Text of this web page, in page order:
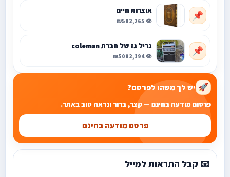
📌 אוצרות חיים
👁️ 2,265
₪50
📌 גריל גז של חברת coleman
👁️ 2,194
₪500
🚀 יש לך משהו לפרסם?
פרסום מודעה בחינם — קצר, ברור ונראה טוב באתר.
פרסם מודעה בחינם
📧 קבל התראות למייל